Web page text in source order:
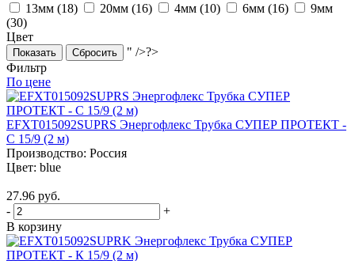
13мм (18) 20мм (16) 4мм (10) 6мм (16)
9мм
(30)
Цвет
Сбросить
" />?>
Фильтр
По цене
EFXT015092SUPRS Энергофлекс Трубка СУПЕР ПРОТЕКТ -
С 15/9 (2 м)
Производство: Россия
Цвет: blue
27.96 руб.
-
+
В корзину